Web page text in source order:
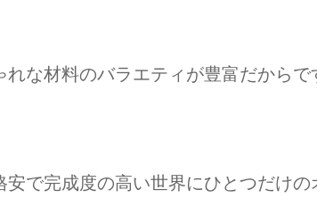
な材料のバラエティが豊富だからで
で完成度の高い世界にひとつだけの